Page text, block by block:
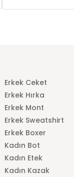
Erkek Ceket
Erkek Hırka
Erkek Mont
Erkek Sweatshirt
Erkek Boxer
Kadın Bot
Kadın Etek
Kadın Kazak